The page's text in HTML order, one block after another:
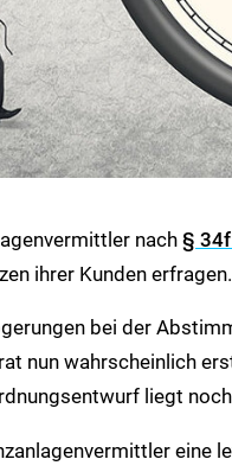
nach § 34f
ihrer Kunden erfragen.
bei der
nun wahrscheinlich
liegt
eine